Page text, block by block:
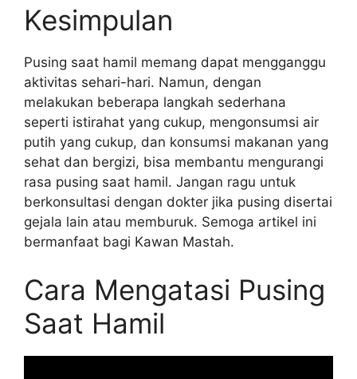
Kesimpulan
Pusing saat hamil memang dapat mengganggu
aktivitas sehari-hari. Namun, dengan
melakukan beberapa langkah sederhana
seperti istirahat yang cukup, mengonsumsi air
putih yang cukup, dan konsumsi makanan yang
sehat dan bergizi, bisa membantu mengurangi
rasa pusing saat hamil. Jangan ragu untuk
berkonsultasi dengan dokter jika pusing disertai
gejala lain atau memburuk. Semoga artikel ini
bermanfaat bagi Kawan Mastah.
Cara Mengatasi Pusing
Saat Hamil